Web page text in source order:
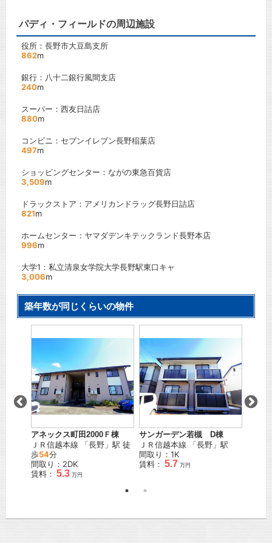
パディ・フィールドの周辺施設
役所：長野市大豆島支所
862m
銀行：八十二銀行風間支店
240m
スーパー：西友日詰店
880m
コンビニ：セブンイレブン長野稲葉店
497m
ショッピングセンター：ながの東急百貨店
3,509m
ドラックストア：アメリカンドラッグ長野日詰店
821m
ホームセンター：ヤマダデンキテックランド長野本店
996m
大学1：私立清泉女学院大学長野駅東口キャ
3,006m
築年数が同じくらいの物件
アネックス町田2000Ｆ棟
ＪＲ信越本線 「長野 」駅 徒
歩54分
間取り：2DK
賃料： 5.3 万円
サンガーデン若槻 D棟
ＪＲ信越本線 「長野 」駅
間取り：1K
賃料： 5.7 万円